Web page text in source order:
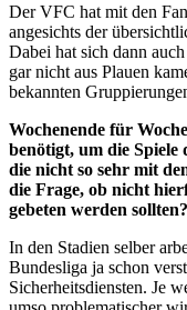
Der VFC hat mit den
angesichts der
Dabei hat sich dann
gar nicht aus Plauen
bekannten
Wochenende für
benötigt, um die
die nicht so sehr mit
die Frage, ob nicht
gebeten werden sollten?
In den Stadien selber
Bundesliga ja schon
Sicherheitsdiensten. Je